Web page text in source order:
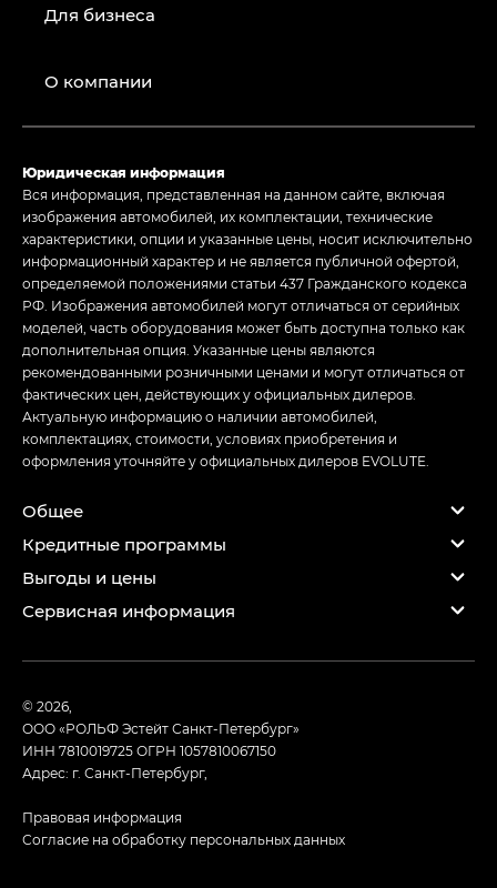
Для бизнеса
О компании
Юридическая информация
Вся информация, представленная на данном сайте, включая
изображения автомобилей, их комплектации, технические
характеристики, опции и указанные цены, носит исключительно
информационный характер и не является публичной офертой,
определяемой положениями статьи 437 Гражданского кодекса
РФ. Изображения автомобилей могут отличаться от серийных
моделей, часть оборудования может быть доступна только как
дополнительная опция. Указанные цены являются
рекомендованными розничными ценами и могут отличаться от
фактических цен, действующих у официальных дилеров.
Актуальную информацию о наличии автомобилей,
комплектациях, стоимости, условиях приобретения и
оформления уточняйте у официальных дилеров EVOLUTE.
Общее
Кредитные программы
Выгоды и цены
Сервисная информация
© 2026,
ООО «РОЛЬФ Эстейт Санкт-Петербург»
ИНН 7810019725ОГРН 1057810067150
Адрес: г. Санкт-Петербург,
Правовая информация
Согласие на обработку персональных данных